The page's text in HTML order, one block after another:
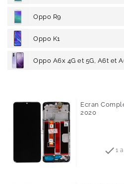
Oppo R9
Oppo K1
Oppo A6x 4G et 5G, A6t et
Ecran
2020
1